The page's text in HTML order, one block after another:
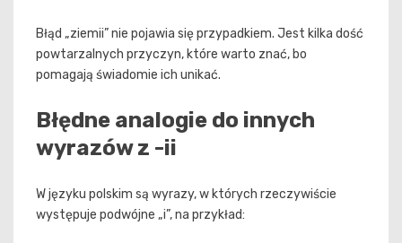
Błąd „ziemii” nie pojawia się przypadkiem. Jest kilka dość
powtarzalnych przyczyn, które warto znać, bo
pomagają świadomie ich unikać.
Błędne analogie do innych
wyrazów z -ii
W języku polskim są wyrazy, w których rzeczywiście
występuje podwójne „i”, na przykład: